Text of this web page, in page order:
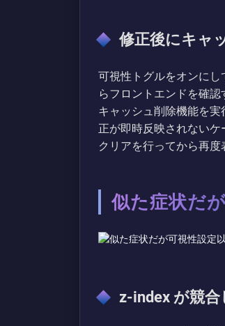
修正後にキャ
可視性トグルをオンに
らフロントエンドを確
キャッシュ削除機能を
正が即時反映されない
クリアを行ってから再度
似た症状だ
z-index が競合